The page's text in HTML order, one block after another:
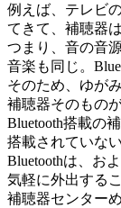
例えば、テレビ
てきて、補聴器
つまり、音の音
音楽も同じ。
そのため、ゆが
補聴器そのもの
Bluetooth搭載の
搭載されていな
Bluetoothは、お
気軽に外出する
補聴器センター